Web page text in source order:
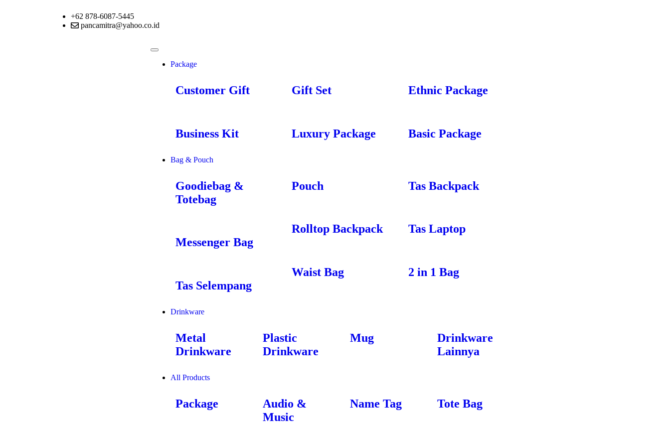
+62 878-6087-5445
pancamitra@yahoo.co.id
Package
Customer Gift
Business Kit
Gift Set
Luxury Package
Ethnic Package
Basic Package
Bag & Pouch
Goodiebag &
Totebag
Messenger Bag
Tas Selempang
Pouch
Rolltop Backpack
Waist Bag
Tas Backpack
Tas Laptop
2 in 1 Bag
Drinkware
Metal
Drinkware
Plastic
Drinkware
Mug
Drinkware
Lainnya
All Products
Package
Audio &
Music
Name Tag Tote Bag